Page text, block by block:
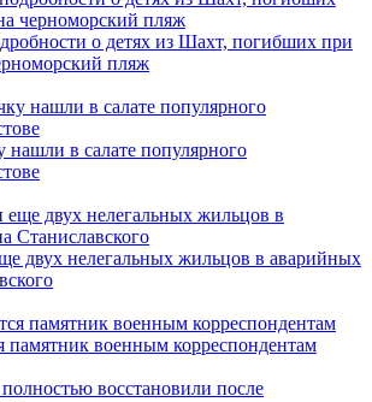
о детях из Шахт, погибших при
пляж
в салате популярного
двух нелегальных жильцов в аварийных
памятник военным корреспондентам